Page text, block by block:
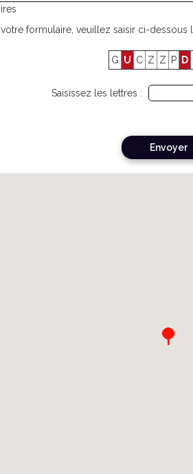
formulaire, veuillez saisir ci-
G U C Z Z P D
Saisissez les lettres :